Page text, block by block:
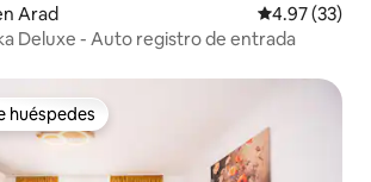
Arad Calificación
4.97 (33)
Deluxe - Auto registro de entrada
Favorito entre huéspedes
huéspedes